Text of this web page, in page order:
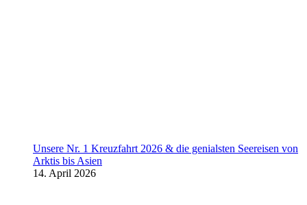
Unsere Nr. 1 Kreuzfahrt 2026 & die genialsten Seereisen von
Arktis bis Asien
14. April 2026